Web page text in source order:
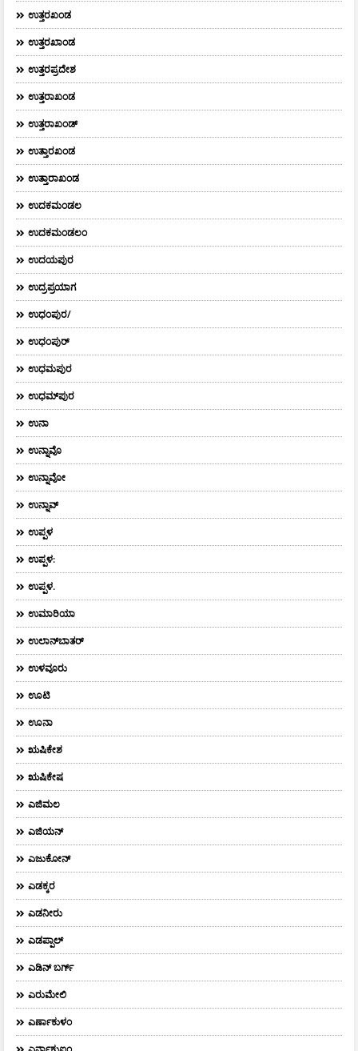
ಉತ್ತರಖಂಡ
ಉತ್ತರಖಾಂಡ
ಉತ್ತರಪ್ರದೇಶ
ಉತ್ತರಾಖಂಡ
ಉತ್ತರಾಖಂಡ್
ಉತ್ತಾರಖಂಡ
ಉತ್ತಾರಾಖಂಡ
ಉದಕಮಂಡಲ
ಉದಕಮಂಡಲಂ
ಉದಯಪುರ
ಉದ್ರಪ್ರಯಾಗ
ಉಧಂಪುರ/
ಉಧಂಪುರ್
ಉಧಮಪುರ
ಉಧಮ್‌ಪುರ
ಉನಾ
ಉನ್ನಾವೊ
ಉನ್ನಾವೋ
ಉನ್ನಾವ್
ಉಪ್ಪಳ
ಉಪ್ಪಳ:
ಉಪ್ಪಳ.
ಉಮಾರಿಯಾ
ಉಲಾನ್‌ಬಾತರ್
ಉಳವೂರು
ಊಟಿ
ಊನಾ
ಋಷಿಕೇಶ
ಋಷಿಕೇಷ
ಎಜಿಮಲ
ಎಜಿಯನ್
ಎಜುಕೋನ್
ಎಡಕ್ಕರ
ಎಡನೀರು
ಎಡಪ್ಪಾಲ್
ಎಡಿನ್ ಬರ್ಗ್
ಎರುಮೇಲಿ
ಎರ್ಣಾಕುಳಂ